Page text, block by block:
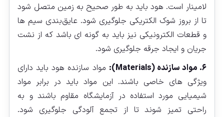
لامینار است. هود باید به طور صحیح به زمین متصل شود
تا از بروز شوک الکتریکی جلوگیری شود. عایق‌بندی سیم‌ ها
و قطعات الکترونیکی نیز باید به گونه‌ ای باشد که از نشت
جریان و ایجاد جرقه جلوگیری شود.
۶. مواد سازنده (Materials):
مواد سازنده هود باید دارای
ویژگی‌ های خاصی باشند. این مواد باید در برابر مواد
شیمیایی مورد استفاده در آزمایشگاه مقاوم باشند و به
راحتی تمیز شوند تا از تجمع آلودگی جلوگیری شود.